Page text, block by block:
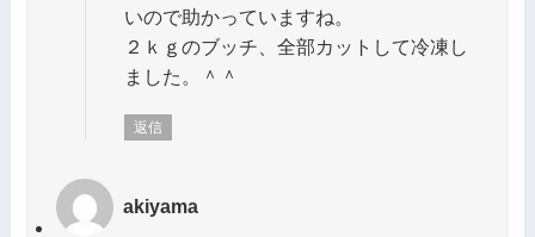
いので助かっていますね。
２ｋｇのブッチ、全部カットして冷凍し
ました。＾＾
返信
akiyama